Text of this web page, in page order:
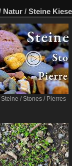
Natur / Steine
Steine / Stones / Pierres